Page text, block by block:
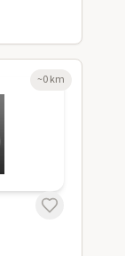
~0km